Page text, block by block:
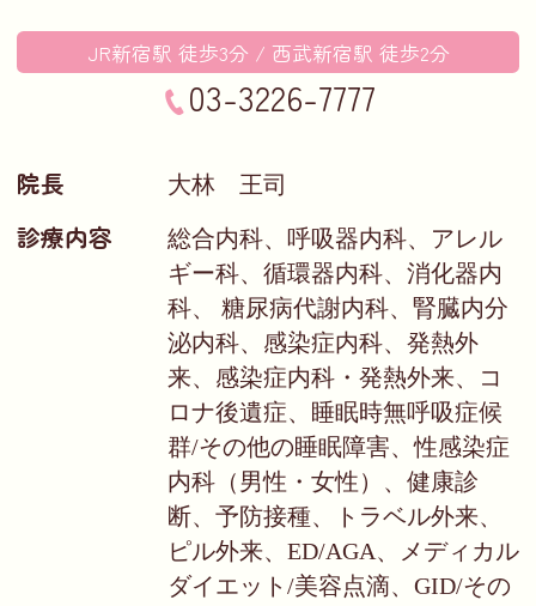
JR新宿駅 徒歩3分 / 西武新宿駅 徒歩2分
03-3226-7777
院長 大林 王司
診療内容
総合内科、呼吸器内科、アレル
ギー科、循環器内科、消化器内
科、 糖尿病代謝内科、腎臓内分
泌内科、感染症内科、発熱外
来、感染症内科・発熱外来、コ
ロナ後遺症、睡眠時無呼吸症候
群/その他の睡眠障害、性感染症
内科（男性・女性）、健康診
断、予防接種、トラベル外来、
ピル外来、ED/AGA、メディカル
ダイエット/美容点滴、GID/その